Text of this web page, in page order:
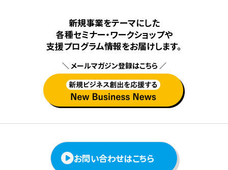
新規事業をテーマにした
各種セミナー・ワークショップや
⽀援プログラム情報をお届けします。
＼ メールマガジン登録はこちら ／
お問い合わせはこちら